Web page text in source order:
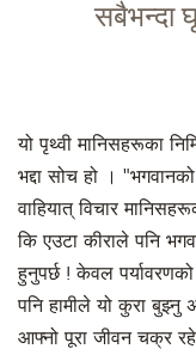
सबैभन्दा
यो पृथ्वी मानिसहरूका
भद्दा सोच हो ।
वाहियात् विचार
कि एउटा कीराले पनि
हुनुपर्छ ! केवल
पनि हामीले यो कुरा बुझ्नु
आफ्नो पूरा जीवन चक्र